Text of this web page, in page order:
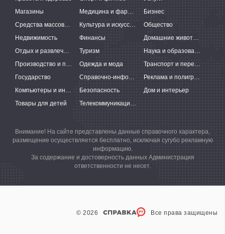
Магазины
Медицина и фармацевтика
Бизнес
Средства массовой информации
Культура и искусство
Общество
Недвижимость
Финансы
Домашние животные
Отдых и развлечения
Туризм
Наука и образование
Производство и поставки
Одежда и мода
Транспорт и перевозки
Государство
Справочно-информационные системы
Реклама и полиграфия
Компьютеры и интернет
Безопасность
Дом и интерьер
Товары для детей
Телекоммуникации и связь
Внимание! На сайте представлены данные справочного характера,
размещение осуществляется бесплатно, исключая сугубо рекламную
информацию.
За содержание и достоверность данных Администрация
ответственности не несет.
© 2026 Все права защищены